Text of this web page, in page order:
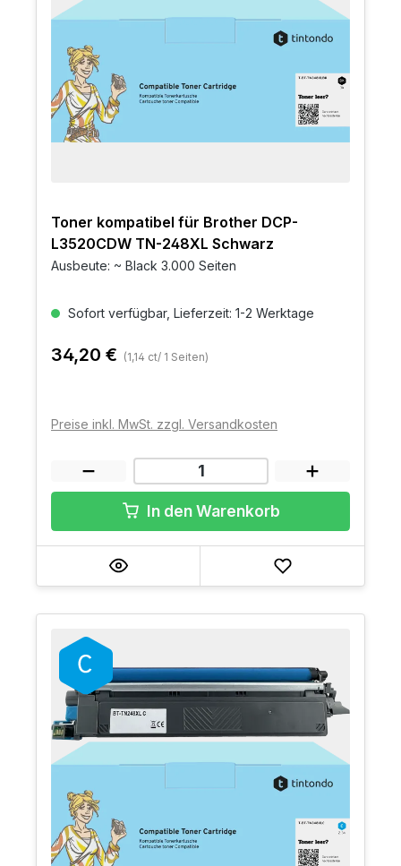
Toner kompatibel für Brother DCP-
L3520CDW TN-248XL Schwarz
Ausbeute: ~ Black 3.000 Seiten
Sofort verfügbar, Lieferzeit: 1-2 Werktage
34,20 € (1,14 ct/ 1 Seiten)
Preise inkl. MwSt. zzgl. Versandkosten
In den Warenkorb